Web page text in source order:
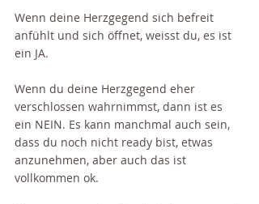
Wenn deine Herzgegend sich befreit
anfühlt und sich öffnet, weisst du, es ist
ein JA.
Wenn du deine Herzgegend eher
verschlossen wahrnimmst, dann ist es
ein NEIN. Es kann manchmal auch sein,
dass du noch nicht ready bist, etwas
anzunehmen, aber auch das ist
vollkommen ok.